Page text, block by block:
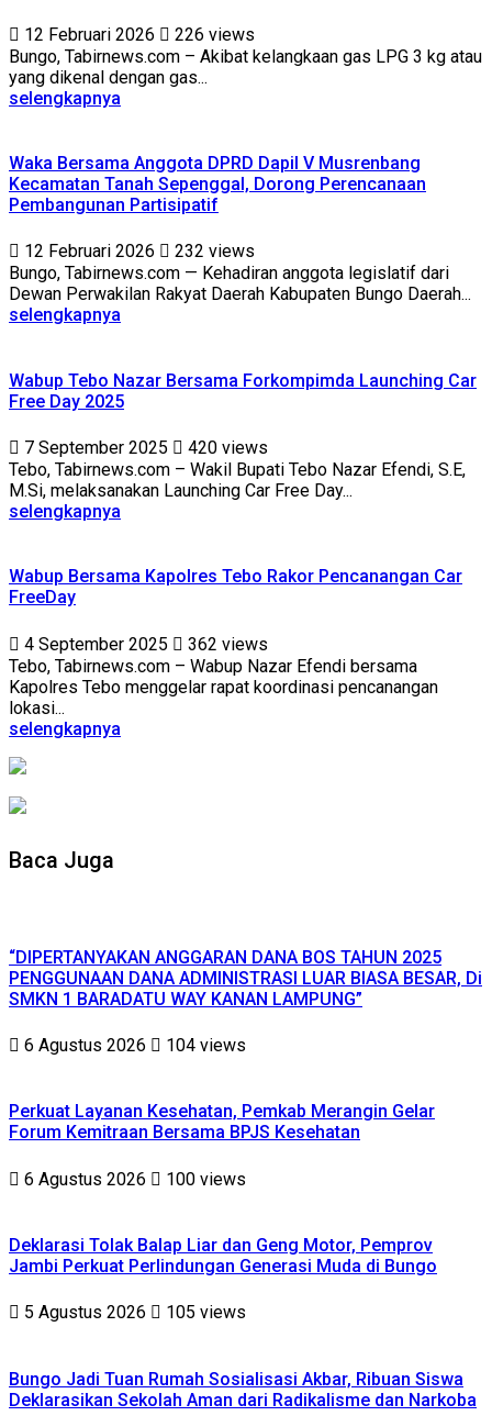
12 Februari 2026
226 views
Bungo, Tabirnews.com – Akibat kelangkaan gas LPG 3 kg atau
yang dikenal dengan gas...
selengkapnya
Waka Bersama Anggota DPRD Dapil V Musrenbang
Kecamatan Tanah Sepenggal, Dorong Perencanaan
Pembangunan Partisipatif
12 Februari 2026
232 views
Bungo, Tabirnews.com — Kehadiran anggota legislatif dari
Dewan Perwakilan Rakyat Daerah Kabupaten Bungo Daerah...
selengkapnya
Wabup Tebo Nazar Bersama Forkompimda Launching Car
Free Day 2025
7 September 2025
420 views
Tebo, Tabirnews.com – Wakil Bupati Tebo Nazar Efendi, S.E,
M.Si, melaksanakan Launching Car Free Day...
selengkapnya
Wabup Bersama Kapolres Tebo Rakor Pencanangan Car
FreeDay
4 September 2025
362 views
Tebo, Tabirnews.com – Wabup Nazar Efendi bersama
Kapolres Tebo menggelar rapat koordinasi pencanangan
lokasi...
selengkapnya
Baca Juga
“DIPERTANYAKAN ANGGARAN DANA BOS TAHUN 2025
PENGGUNAAN DANA ADMINISTRASI LUAR BIASA BESAR, Di
SMKN 1 BARADATU WAY KANAN LAMPUNG”
6 Agustus 2026 104 views
Perkuat Layanan Kesehatan, Pemkab Merangin Gelar
Forum Kemitraan Bersama BPJS Kesehatan
6 Agustus 2026 100 views
Deklarasi Tolak Balap Liar dan Geng Motor, Pemprov
Jambi Perkuat Perlindungan Generasi Muda di Bungo
5 Agustus 2026 105 views
Bungo Jadi Tuan Rumah Sosialisasi Akbar, Ribuan Siswa
Deklarasikan Sekolah Aman dari Radikalisme dan Narkoba